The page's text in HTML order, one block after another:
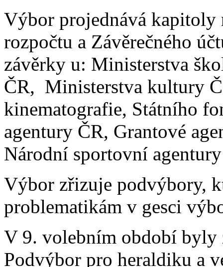
Výbor projednává kapitoly
rozpočtu a Závěrečného
závěrky u: Ministerstva
ČR, Ministerstva kultury
kinematografie, Státního
agentury ČR, Grantové
Národní sportovní
Výbor zřizuje podvýbory,
problematikám v gesci
V 9. volebním období
Podvýbor pro heraldiku a